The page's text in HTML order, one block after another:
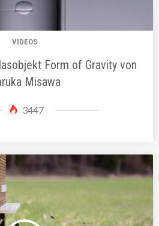
VIDEOS
Form of Gravity von
Misawa
3447